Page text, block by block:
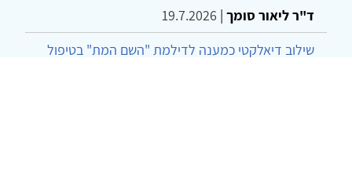
ד"ר ליאור סומך |
19.7.2026
שילוב דיאלקטי כמענה לדילמת "השם המת" בטיפול